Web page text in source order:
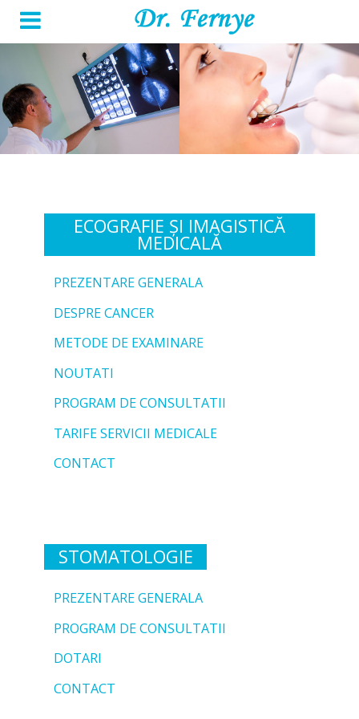
ECOGRAFIE ȘI IMAGISTICĂ
MEDICALĂ
PREZENTARE GENERALA
DESPRE CANCER
METODE DE EXAMINARE
NOUTATI
PROGRAM DE CONSULTATII
TARIFE SERVICII MEDICALE
CONTACT
STOMATOLOGIE
PREZENTARE GENERALA
PROGRAM DE CONSULTATII
DOTARI
CONTACT